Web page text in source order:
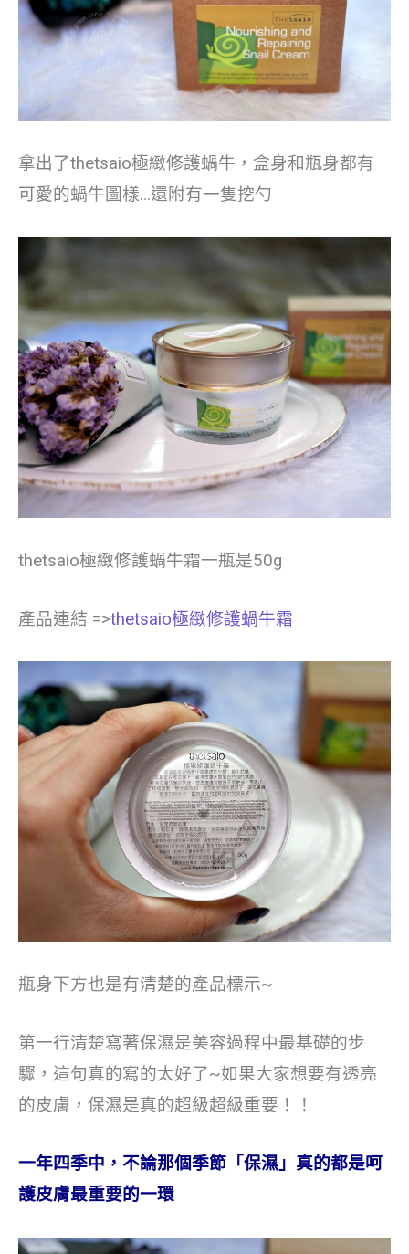
拿出了thetsaio極緻修護蝸牛，盒身和瓶身都有
可愛的蝸牛圖樣…還附有一隻挖勺
thetsaio極緻修護蝸牛霜一瓶是50g
產品連結 =>thetsaio極緻修護蝸牛霜
瓶身下方也是有清楚的產品標示~
第一行清楚寫著保濕是美容過程中最基礎的步
驟，這句真的寫的太好了~如果大家想要有透亮
的皮膚，保濕是真的超級超級重要！！
一年四季中，不論那個季節「保濕」真的都是呵
護皮膚最重要的一環